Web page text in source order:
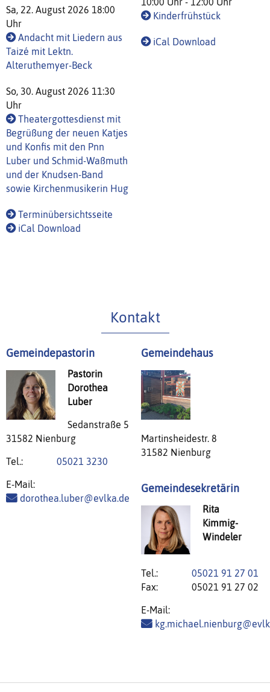
Sa, 22. August 2026 18:00
Uhr
Andacht mit Liedern aus
Taizé mit Lektn.
Alteruthemyer-Beck
So, 30. August 2026 11:30
Uhr
Theatergottesdienst mit
Begrüßung der neuen Katjes
und Konfis mit den Pnn
Luber und Schmid-Waßmuth
und der Knudsen-Band
sowie Kirchenmusikerin Hug
Terminübersichtsseite
iCal Download
Kinderfrühstück
iCal Download
Kontakt
Gemeindepastorin
Pastorin
Dorothea
Luber
Sedanstraße 5
31582 Nienburg
Tel.: 05021 3230
E-Mail:
dorothea.luber@evlka.de
Gemeindehaus
Martinsheidestr. 8
31582 Nienburg
Gemeindesekretärin
Rita
Kimmig-
Windeler
Tel.:
05021 91 27 01
Fax:
05021 91 27 02
E-Mail: